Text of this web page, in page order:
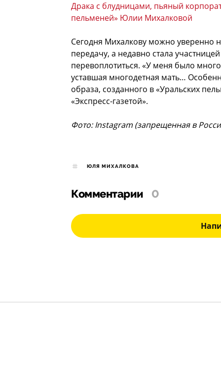
Драка с блудницами, пьяный
пельменей» Юлии Михалковой
Сегодня Михалкову можно уверенно
передачу, а недавно стала
перевоплотиться. «У меня было
уставшая многодетная мать…
образа, созданного в «Уральских
«Экспресс-газетой».
Фото: Instagram (запрещенная в
ЮЛЯ МИХАЛКОВА
Комментарии 0